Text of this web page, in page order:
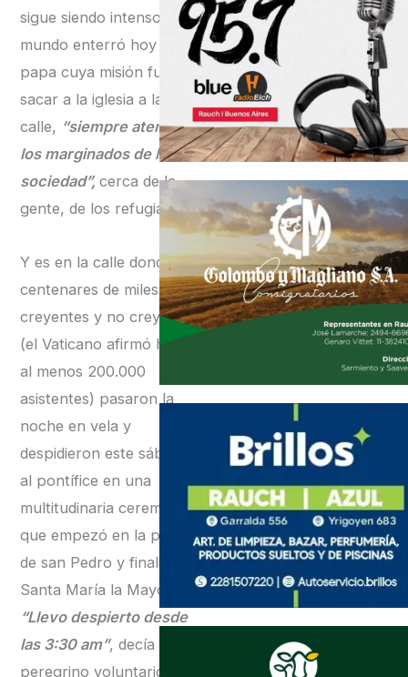
sigue siendo intenso. El
mundo enterró hoy a un
papa cuya misión fue
sacar a la iglesia a la
calle, “siempre atento a
los marginados de la
sociedad”,cerca de la
gente, de los refugiados.
Y es en la calle donde los
centenares de miles de
creyentes y no creyentes
(el Vaticano afirmó hubo
al menos 200.000
asistentes) pasaron la
noche en vela y
despidieron este sábado
al pontífice en una
multitudinaria ceremonia
que empezó en la plaza
de san Pedro y finalizó en
Santa María la Mayor.
“Llevo despierto desde
las 3:30 am”, decía un
peregrino voluntario que